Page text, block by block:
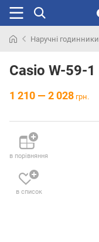
раніше
Наручні годинники
Casio W-59-1
1 210 — 2 028 грн.
в порівняння
в список